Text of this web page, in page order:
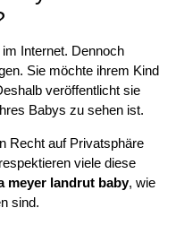
Internet. Dennoch
Sie möchte ihrem Kind
veröffentlicht sie
Babys zu sehen ist.
Recht auf Privatsphäre
viele diese
meyer landrut baby, wie
sind.